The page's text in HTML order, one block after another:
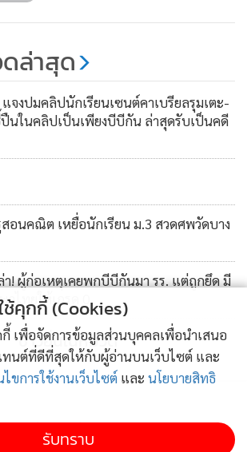
ล่าสุด
จงปมคลิปนักเรียนเซนต์คาเบรียลรุมเตะ-
นในคลิปเป็นเพียงบีบีกัน ล่าสุดรับเป็นคดี
อนคณิต เหยื่อนักเรียน ม.3 สวดศพวัดบาง
! ผู้ก่อเหตุเคยพกบีบีกันมา รร. แต่ถูกยึด มี
ไทยให้เกรด 0
ข่าวอื่นในหมวด
ตามข่าวสารผ่านทาง LINE
ช้คุกกี้ (Cookies)
กี้ เพื่อจัดการข้อมูลส่วนบุคคลเพื่อนำเสนอ
นต์ที่ดีที่สุดให้กับผู้อ่านบนเว็บไซต์ และ
ไขการใช้งานเว็บไซต์ และ นโยบายสิทธิ
รับทราบ